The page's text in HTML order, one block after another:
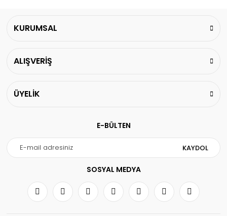
KURUMSAL
ALIŞVERİŞ
ÜYELİK
E-BÜLTEN
KAYDOL
SOSYAL MEDYA